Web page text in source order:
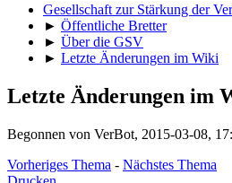
Gesellschaft zur Stärkung der
► Öffentliche Bretter
► Über die GSV
► Letzte Änderungen im Wiki
Letzte Änderungen im
Begonnen von VerBot, 2015-03-08,
Vorheriges Thema - Nächstes Thema